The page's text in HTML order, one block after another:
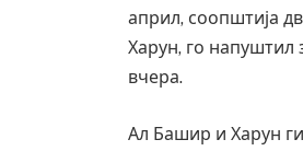
април, соопштија
Харун, го напуштил
вчера.
Ал Башир и Харун